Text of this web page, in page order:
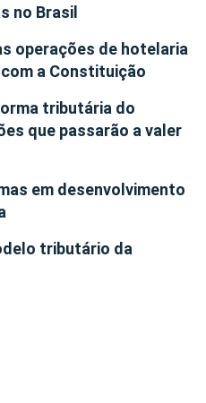
no Brasil
operações de hotelaria
a Constituição
tributária do
que passarão a valer
em desenvolvimento
tributário da